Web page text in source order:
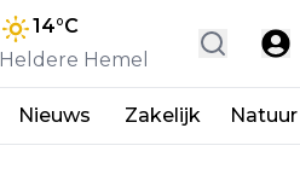
14°C
Heldere Hemel
Nieuws Zakelijk Natuur